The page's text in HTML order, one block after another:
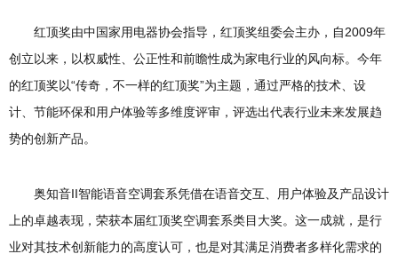
红顶奖由中国家用电器协会指导，红顶奖组委会主办，自2009年
创立以来，以权威性、公正性和前瞻性成为家电行业的风向标。今年
的红顶奖以“传奇，不一样的红顶奖”为主题，通过严格的技术、设
计、节能环保和用户体验等多维度评审，评选出代表行业未来发展趋
势的创新产品。
奥知音II智能语音空调套系凭借在语音交互、用户体验及产品设计
上的卓越表现，荣获本届红顶奖空调套系类目大奖。这一成就，是行
业对其技术创新能力的高度认可，也是对其满足消费者多样化需求的